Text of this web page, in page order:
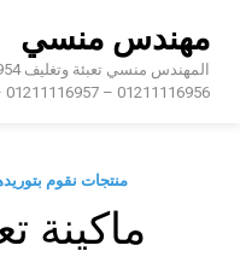
content
مهندس منسي
01211116956 – 01211116957 – 01211116958
منتجات نقوم
ماكينة